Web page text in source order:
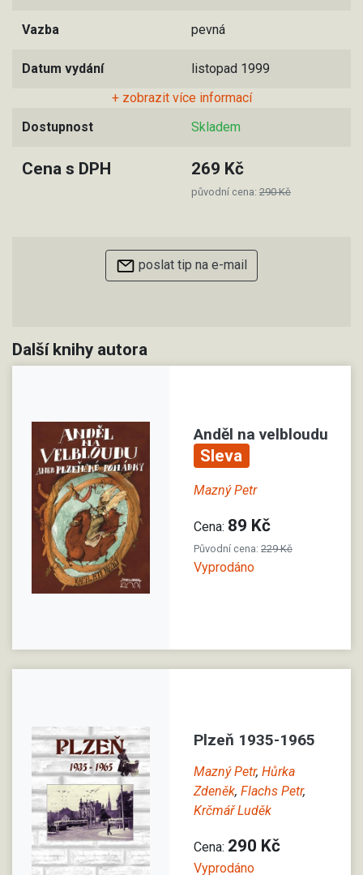
Vazba pevná
Datum vydání
listopad 1999
+ zobrazit více informací
Dostupnost
Skladem
Cena s DPH 269 Kč
původní cena: 290 Kč
poslat tip na e-mail
Další knihy autora
Anděl na velbloudu
Sleva
Mazný Petr
Cena: 89 Kč
Původní cena: 229 Kč
Vyprodáno
Plzeň 1935-1965
Mazný Petr, Hůrka
Zdeněk, Flachs Petr,
Krčmář Luděk
Cena: 290 Kč
Vyprodáno